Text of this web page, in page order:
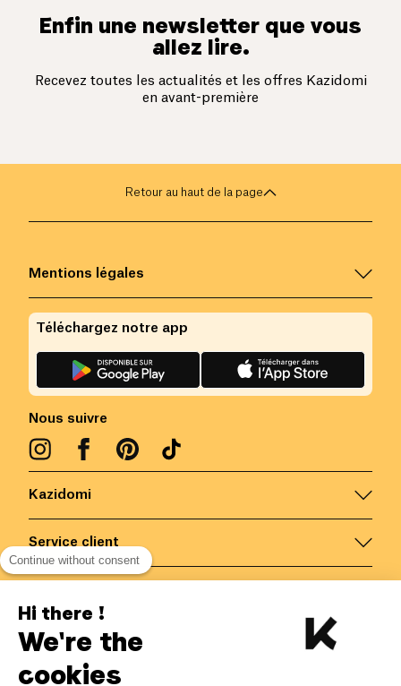
Enfin une newsletter que vous
allez lire.
Recevez toutes les actualités et les offres Kazidomi
en avant-première
Retour au haut de la page
Kazidomi
Service client
Mentions légales
Nous suivre
Téléchargez notre app
Belgique/FR
Continue without consent
Hi there !
We're the
cookies